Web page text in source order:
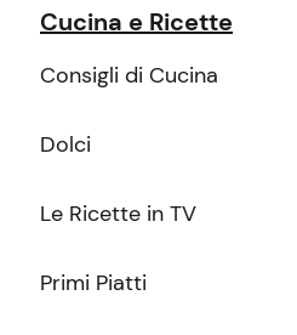
Cucina e Ricette
Consigli di Cucina
Dolci
Le Ricette in TV
Primi Piatti